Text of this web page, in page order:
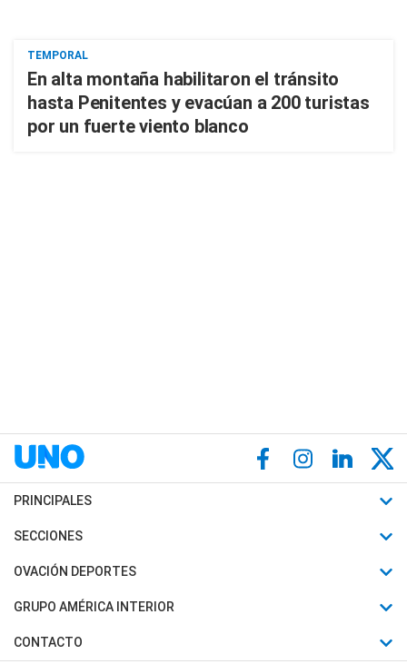
TEMPORAL
En alta montaña habilitaron el tránsito
hasta Penitentes y evacúan a 200 turistas
por un fuerte viento blanco
PRINCIPALES
Últimas Noticias
Política
Judiciales
SECCIONES
Horóscopo
Motores
Trucos caseros
OVACIÓN DEPORTES
Fútbol
Mundial
GRUPO AMÉRICA INTERIOR
Canal 7 en Vivo
CONTACTO